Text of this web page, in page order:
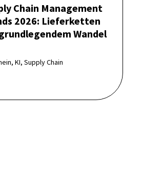
Chain Management
2026: Lieferketten
Wandel
KI, Supply Chain